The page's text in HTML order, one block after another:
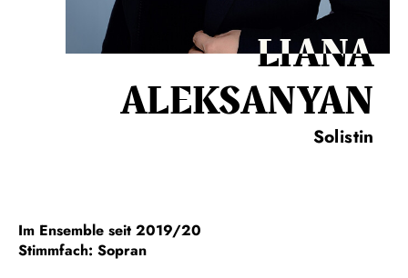
LIANA
ALEKSANYAN
Solistin
Im Ensemble seit 2019/20
Stimmfach: Sopran